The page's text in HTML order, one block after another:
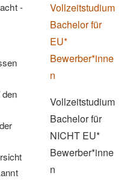
-
Vollzeitstudium
Bachelor für
EU*
Bewerber*inne
n
Vollzeitstudium
Bachelor für
NICHT EU*
Bewerber*inne
n